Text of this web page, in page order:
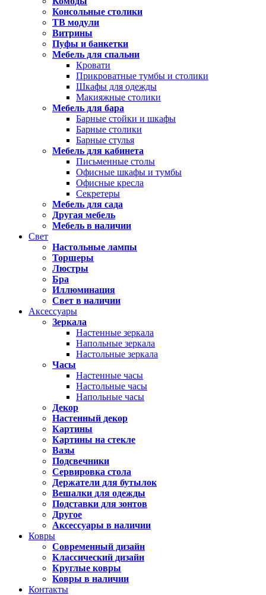
Консольные столики
ТВ модули
Витрины
Пуфы и банкетки
Мебель для спальни
Кровати
Прикроватные тумбы и столики
Шкафы для одежды
Макияжные столики
Мебель для бара
Барные стойки и шкафы
Барные столики
Барные стулья
Мебель для кабинета
Письменные столы
Офисные шкафы и тумбы
Офисные кресла
Секретеры
Мебель для сада
Другая мебель
Мебель в наличии
Свет
Настольные лампы
Торшеры
Люстры
Бра
Иллюминация
Свет в наличии
Аксессуары
Зеркала
Настенные зеркала
Напольные зеркала
Настольные зеркала
Часы
Настенные часы
Настольные часы
Напольные часы
Декор
Настенный декор
Картины
Картины на стекле
Вазы
Подсвечники
Сервировка стола
Держатели для бутылок
Вешалки для одежды
Подставки для зонтов
Другое
Аксессуары в наличии
Ковры
Современный дизайн
Классический дизайн
Круглые ковры
Ковры в наличии
Контакты